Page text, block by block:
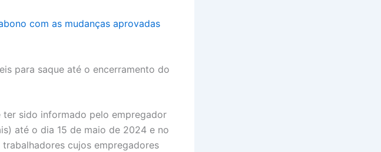
com as mudanças aprovadas
para saque até o encerramento do
sido informado pelo empregador
até o dia 15 de maio de 2024 e no
cujos empregadores